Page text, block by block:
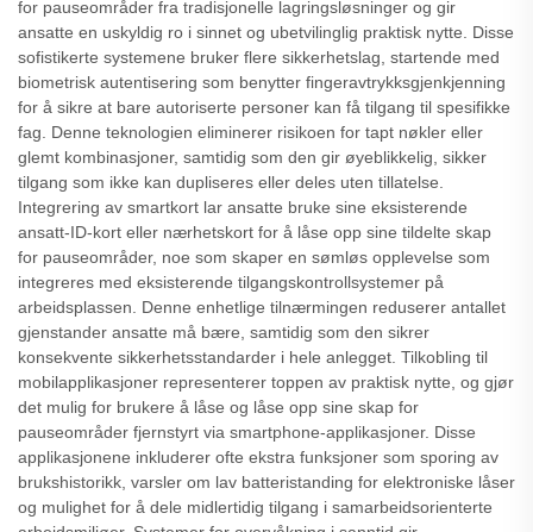
for pauseområder fra tradisjonelle lagringsløsninger og gir
ansatte en uskyldig ro i sinnet og ubetvilinglig praktisk nytte. Disse
sofistikerte systemene bruker flere sikkerhetslag, startende med
biometrisk autentisering som benytter fingeravtrykksgjenkjenning
for å sikre at bare autoriserte personer kan få tilgang til spesifikke
fag. Denne teknologien eliminerer risikoen for tapt nøkler eller
glemt kombinasjoner, samtidig som den gir øyeblikkelig, sikker
tilgang som ikke kan dupliseres eller deles uten tillatelse.
Integrering av smartkort lar ansatte bruke sine eksisterende
ansatt-ID-kort eller nærhetskort for å låse opp sine tildelte skap
for pauseområder, noe som skaper en sømløs opplevelse som
integreres med eksisterende tilgangskontrollsystemer på
arbeidsplassen. Denne enhetlige tilnærmingen reduserer antallet
gjenstander ansatte må bære, samtidig som den sikrer
konsekvente sikkerhetsstandarder i hele anlegget. Tilkobling til
mobilapplikasjoner representerer toppen av praktisk nytte, og gjør
det mulig for brukere å låse og låse opp sine skap for
pauseområder fjernstyrt via smartphone-applikasjoner. Disse
applikasjonene inkluderer ofte ekstra funksjoner som sporing av
brukshistorikk, varsler om lav batteristanding for elektroniske låser
og mulighet for å dele midlertidig tilgang i samarbeidsorienterte